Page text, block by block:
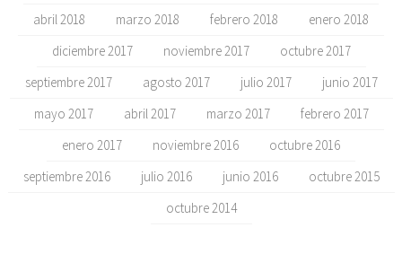
abril 2018
marzo 2018 febrero 2018
enero 2018
diciembre 2017
noviembre 2017
octubre 2017
septiembre 2017
agosto 2017 julio 2017
junio 2017
mayo 2017
abril 2017 marzo 2017
febrero 2017
enero 2017
noviembre 2016
octubre 2016
septiembre 2016
julio 2016 junio 2016
octubre 2015
octubre 2014